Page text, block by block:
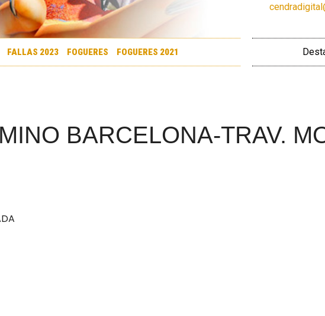
FALLAS 2023 FOGUERES FOGUERES 2021
BARCELONA-TRAV.